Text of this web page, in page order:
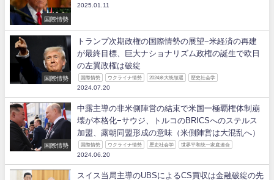
国際情勢
2025.01.11
国際情勢
トランプ次期政権の国際情勢の展望−米経済の再建
が最終目標、巨大ナショナリズム政権の誕生で欧日
の左翼政権は破綻
国際情勢 ウクライナ情勢 2024米大統領選 歴史社会学
2024.07.20
国際情勢
中露主導の非米側陣営の結束で米国一極覇権体制崩
壊が本格化−サウジ、トルコのBRICSへのステルス
加盟、露朝同盟形成の意味（米側陣営は大混乱へ）
国際情勢 ウクライナ情勢 歴史社会学 世界平和統一家庭連合
2024.06.20
スイス当局主導のUBSによるCS買収は金融破綻の先